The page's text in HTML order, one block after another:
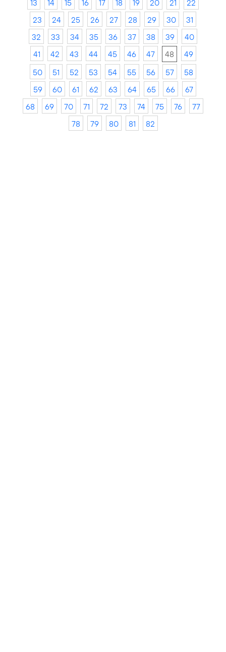
13 14 15 16 17 18 19 20 21
22
23
24 25 26 27 28 29 30
31
32
33 34 35 36 37 38 39
40
41
42 43 44 45 46 47 48
49
50
51 52 53 54 55 56 57
58
59
60 61 62 63 64 65 66
67
68
69 70 71 72 73 74 75 76
77
78
79 80 81 82